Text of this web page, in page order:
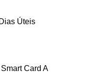
Úteis
Smart Card A